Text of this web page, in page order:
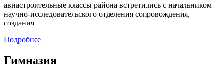
авиастроительные классы района встретились с начальником
научно-исследовательского отделения сопровождения,
создания...
Подробнее
Гимназия